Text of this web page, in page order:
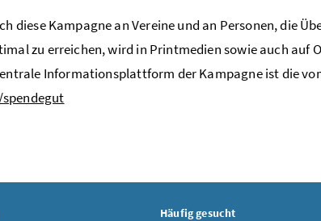
diese Kampagne an Vereine und an Personen, die
zu erreichen, wird in Printmedien sowie auch auf
Informationsplattform der Kampagne ist die
Häufig gesucht